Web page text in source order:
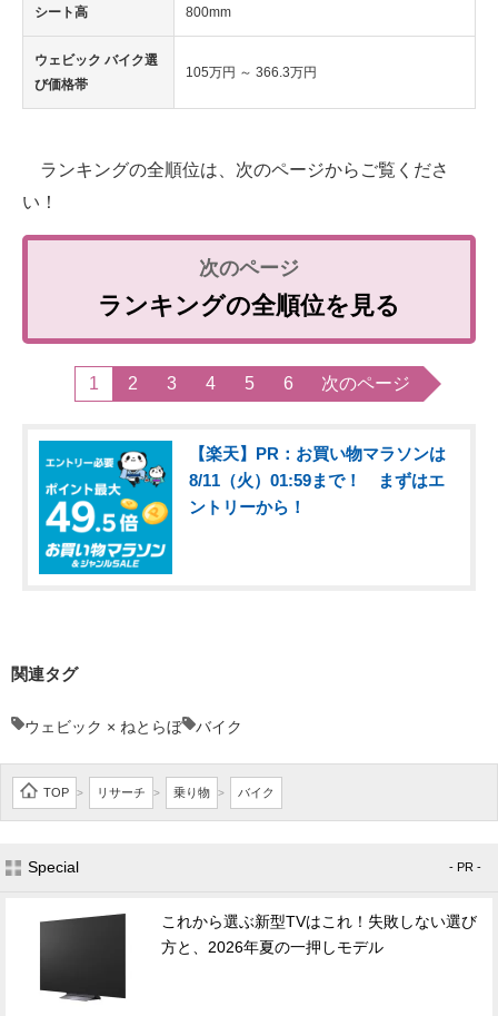
シート高 800mm
ウェビック バイク選
び価格帯
105万円 ～ 366.3万円
ランキングの全順位は、次のページからご覧くださ
い！
ランキングの全順位を見る
1 2 3 4 5 6 次のページ
【楽天】PR：お買い物マラソンは
8/11（火）01:59まで！ まずはエ
ントリーから！
関連タグ
ウェビック × ねとらぼ バイク
TOP > リサーチ > 乗り物 > バイク
Special - PR -
これから選ぶ新型TVはこれ！失敗しない選び
方と、2026年夏の一押しモデル